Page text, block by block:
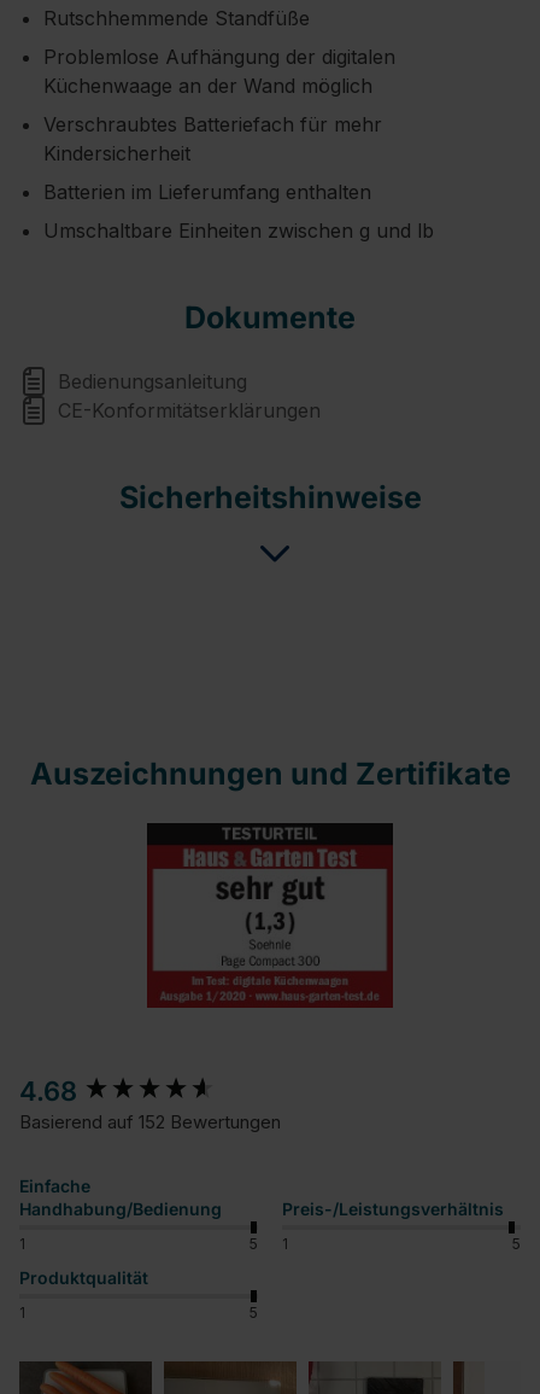
Rutschhemmende Standfüße
Problemlose Aufhängung der digitalen
Küchenwaage an der Wand möglich
Verschraubtes Batteriefach für mehr
Kindersicherheit
Batterien im Lieferumfang enthalten
Umschaltbare Einheiten zwischen g und lb
Dokumente
Bedienungsanleitung
CE-Konformitätserklärungen
Sicherheitshinweise
Auszeichnungen und Zertifikate
4.68
Basierend auf 152 Bewertungen
Einfache
Handhabung/Bedienung
1 5
Preis-/Leistungsverhältnis
1 5
Produktqualität
1 5
New content loaded